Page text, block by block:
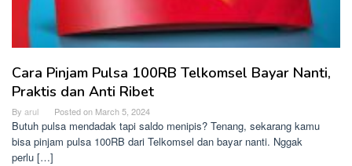
Cara Pinjam Pulsa 100RB Telkomsel Bayar Nanti,
Praktis dan Anti Ribet
By arul Posted on March 5, 2024
Butuh pulsa mendadak tapi saldo menipis? Tenang, sekarang kamu
bisa pinjam pulsa 100RB dari Telkomsel dan bayar nanti. Nggak
perlu […]